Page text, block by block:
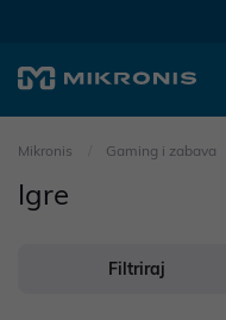
Mikronis Gaming i zabava
Igre
Filtriraj